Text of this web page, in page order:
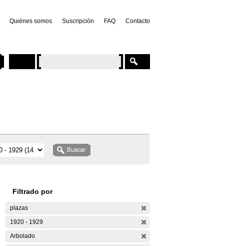
Quiénes somos Suscripción FAQ Contacto
Filtrado por
plazas
1920 - 1929
Arbolado